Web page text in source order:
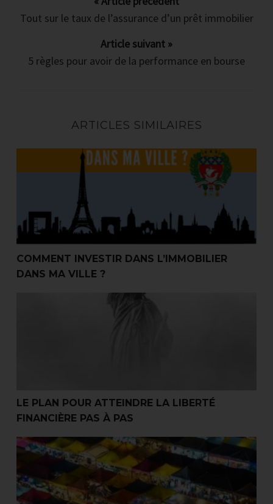
tous les débutants
Quoi, ou et comment chercher un bien
par la banque ?
Comment calculer (sans rien oublier)
le cash-flow d'un investissement
RECEVOIR LA PREMIERE
VIDEO PAR EMAIL !
Tout sur le taux de l’assurance d’un prêt immobilier
Article suivant »
5 règles pour avoir de la performance en bourse
ARTICLES SIMILAIRES
Comment investir dans l’immobilier dans ma ville ?
COMMENT INVESTIR DANS L’IMMOBILIER
DANS MA VILLE ?
Le plan pour atteindre la liberté financière pas à pas
LE PLAN POUR ATTEINDRE LA LIBERTÉ
FINANCIÈRE PAS À PAS
Diversifier son épargne : 10 exemples de portefeuilles